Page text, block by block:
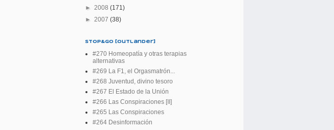
► 2008 (171)
► 2007 (38)
Stop&Go [Outlander]
#270 Homeopatía y otras terapias
alternativas
#269 La F1, el Orgasmatrón...
#268 Juventud, divino tesoro
#267 El Estado de la Unión
#266 Las Conspiraciones [II]
#265 Las Conspiraciones
#264 Desinformación